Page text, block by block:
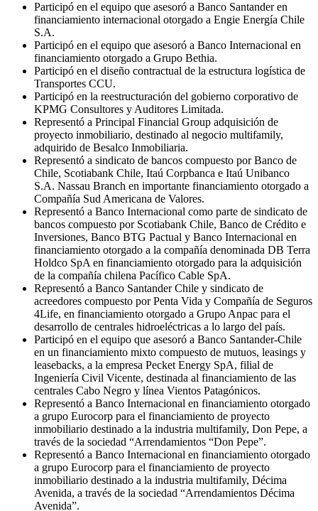
Participó en el equipo que asesoró a Banco Santander en
financiamiento internacional otorgado a Engie Energía Chile
S.A.
Participó en el equipo que asesoró a Banco Internacional en
financiamiento otorgado a Grupo Bethia.
Participó en el diseño contractual de la estructura logística de
Transportes CCU.
Participó en la reestructuración del gobierno corporativo de
KPMG Consultores y Auditores Limitada.
Representó a Principal Financial Group adquisición de
proyecto inmobiliario, destinado al negocio multifamily,
adquirido de Besalco Inmobiliaria.
Representó a sindicato de bancos compuesto por Banco de
Chile, Scotiabank Chile, Itaú Corpbanca e Itaú Unibanco
S.A. Nassau Branch en importante financiamiento otorgado a
Compañía Sud Americana de Valores.
Representó a Banco Internacional como parte de sindicato de
bancos compuesto por Scotiabank Chile, Banco de Crédito e
Inversiones, Banco BTG Pactual y Banco Internacional en
financiamiento otorgado a la compañía denominada DB Terra
Holdco SpA en financiamiento otorgado para la adquisición
de la compañía chilena Pacífico Cable SpA.
Representó a Banco Santander Chile y sindicato de
acreedores compuesto por Penta Vida y Compañía de Seguros
4Life, en financiamiento otorgado a Grupo Anpac para el
desarrollo de centrales hidroeléctricas a lo largo del país.
Participó en el equipo que asesoró a Banco Santander-Chile
en un financiamiento mixto compuesto de mutuos, leasings y
leasebacks, a la empresa Pecket Energy SpA, filial de
Ingeniería Civil Vicente, destinada al financiamiento de las
centrales Cabo Negro y línea Vientos Patagónicos.
Representó a Banco Internacional en financiamiento otorgado
a grupo Eurocorp para el financiamiento de proyecto
inmobiliario destinado a la industria multifamily, Don Pepe, a
través de la sociedad “Arrendamientos “Don Pepe”.
Representó a Banco Internacional en financiamiento otorgado
a grupo Eurocorp para el financiamiento de proyecto
inmobiliario destinado a la industria multifamily, Décima
Avenida, a través de la sociedad “Arrendamientos Décima
Avenida”.